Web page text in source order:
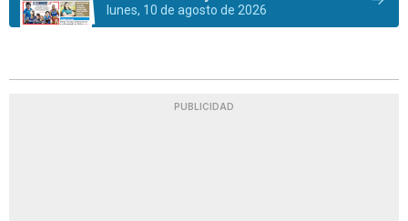
lunes, 10 de agosto de 2026
PUBLICIDAD